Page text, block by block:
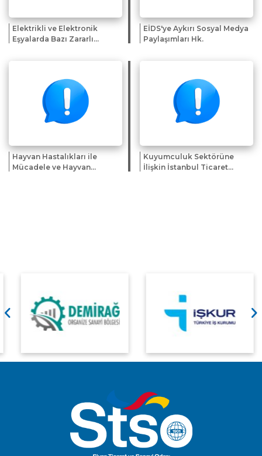
Elektrikli ve Elektronik
Eşyalarda Bazı Zararlı
İlişkin Genelge
EİDS'ye Aykırı Sosyal Medya
Paylaşımları Hk.
Hayvan Hastalıkları ile
Mücadele ve Hayvan
Kuyumculuk Sektörüne
İlişkin İstanbul Ticaret